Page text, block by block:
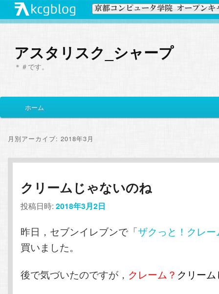
アスタリスク_シャープ
＊＃です。
イ
メ
ン
コ
ン
テ
ン
ツ
サ
コ
ン
テ
ン
ツ
へ
ホーム
月別アーカイブ:2018年3月
クリームじゃないのね
投稿日時:2018年3月2日
昨日，セブンイレブンで「ザクっと！クレ
買いました。
後で気づいたのですが， クレーム？ クリー